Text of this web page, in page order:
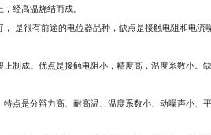
经高温烧结而成。
是很有前途的电位器品种，缺点是接触电阻和电流
制成。优点是接触电阻小，精度高，温度系数小。
点是分辩力高、耐高温、温度系数小、动噪声小、平